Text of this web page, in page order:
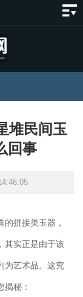
堆民间玉
回事
拼接类玉器，
其实正是由于该
为艺术品。这究
秘：